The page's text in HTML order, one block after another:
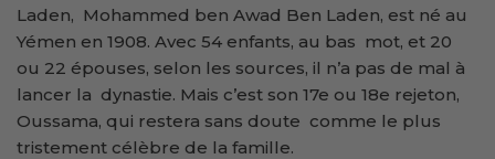
Laden, Mohammed ben Awad Ben Laden, est né au
Yémen en 1908. Avec 54 enfants, au bas mot, et 20
ou 22 épouses, selon les sources, il n’a pas de mal à
lancer la dynastie. Mais c’est son 17e ou 18e rejeton,
Oussama, qui restera sans doute comme le plus
tristement célèbre de la famille.